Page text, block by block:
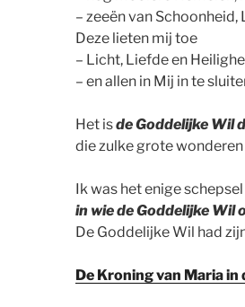
– zeeën van
Deze lieten mij toe
– Licht, Liefde en
– en allen in Mij in te
Het isde Goddelijke Wil
die zulke grote
Ik was het enige
in wie de Goddelijke Wil
De Goddelijke Wil had
De Kroning van Maria in